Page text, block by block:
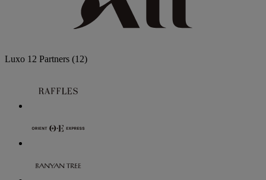
Luxo 12 Partners (12)